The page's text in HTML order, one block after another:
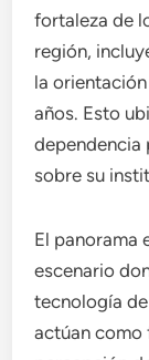
fortaleza de
región,
la
años. Esto
dependencia
sobre su
El panorama
escenario
tecnología
actúan como